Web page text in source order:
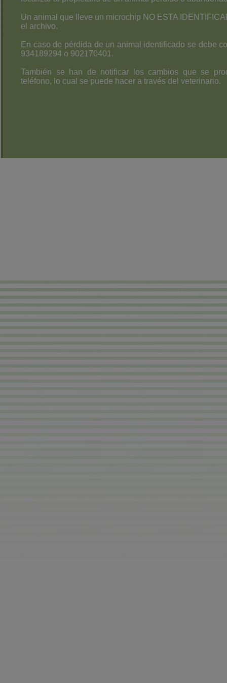
Un animal que lleve un microchip NO ESTA
el archivo.
En caso de pérdida de un animal identificado se debe
934189294 o 902170401.
También se han de notificar los cambios que se
teléfono, lo cual se puede hacer a través del veterinario.